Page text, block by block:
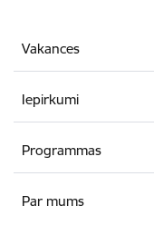
Vakances
Iepirkumi
Programmas
Par mums